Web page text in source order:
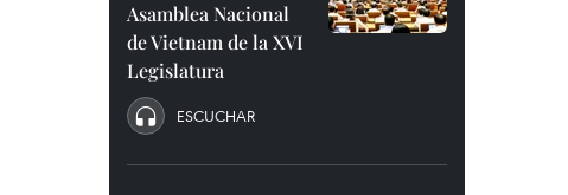
Asamblea Nacional
de Vietnam de la XVI
Legislatura
ESCUCHAR